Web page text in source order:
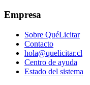
Empresa
Sobre QuéLicitar
Contacto
hola@quelicitar.cl
Centro de ayuda
Estado del sistema